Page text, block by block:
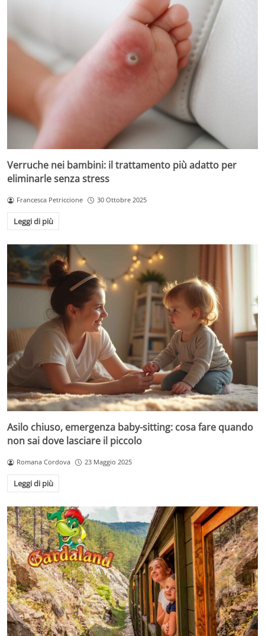
Verruche nei bambini: il trattamento più adatto per
eliminarle senza stress
Francesca Petriccione 30 Ottobre 2025
Leggi di più
Asilo chiuso, emergenza baby-sitting: cosa fare quando
non sai dove lasciare il piccolo
Romana Cordova 23 Maggio 2025
Leggi di più